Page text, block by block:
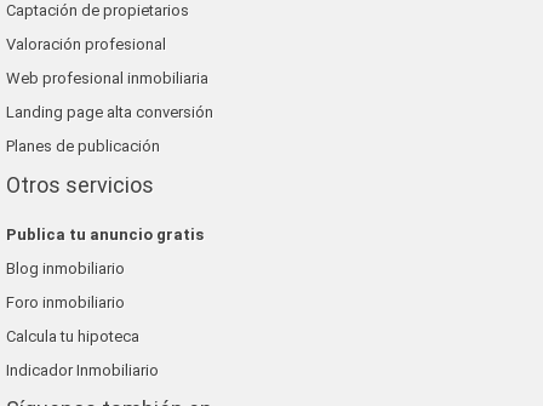
Captación de propietarios
Valoración profesional
Web profesional inmobiliaria
Landing page alta conversión
Planes de publicación
Otros servicios
Publica tu anuncio gratis
Blog inmobiliario
Foro inmobiliario
Calcula tu hipoteca
Indicador Inmobiliario